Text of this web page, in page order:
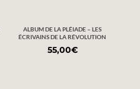
ALBUM DE LA PLÉIADE – LES
ÉCRIVAINS DE LA RÉVOLUTION
55,00€